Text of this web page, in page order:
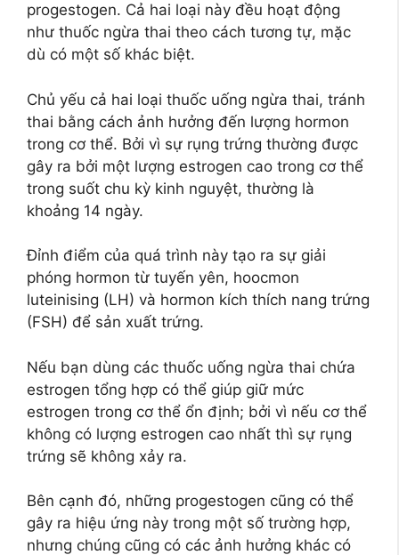
progestogen. Cả hai loại này đều hoạt động
như thuốc ngừa thai theo cách tương tự, mặc
dù có một số khác biệt.
Chủ yếu cả hai loại thuốc uống ngừa thai, tránh
thai bằng cách ảnh hưởng đến lượng hormon
trong cơ thể. Bởi vì sự rụng trứng thường được
gây ra bởi một lượng estrogen cao trong cơ thể
trong suốt chu kỳ kinh nguyệt, thường là
khoảng 14 ngày.
Đỉnh điểm của quá trình này tạo ra sự giải
phóng hormon từ tuyến yên, hoocmon
luteinising (LH) và hormon kích thích nang trứng
(FSH) để sản xuất trứng.
Nếu bạn dùng các thuốc uống ngừa thai chứa
estrogen tổng hợp có thể giúp giữ mức
estrogen trong cơ thể ổn định; bởi vì nếu cơ thể
không có lượng estrogen cao nhất thì sự rụng
trứng sẽ không xảy ra.
Bên cạnh đó, những progestogen cũng có thể
gây ra hiệu ứng này trong một số trường hợp,
nhưng chúng cũng có các ảnh hưởng khác có